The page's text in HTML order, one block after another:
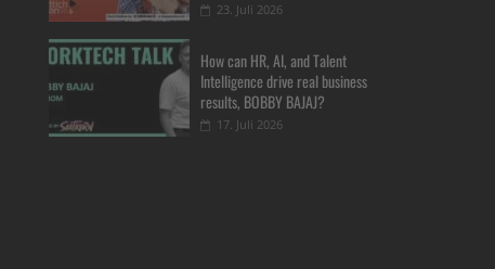
23. Juli 2026
How can HR, AI, and Talent
Intelligence drive real business
results, BOBBY BAJAJ?
17. Juli 2026